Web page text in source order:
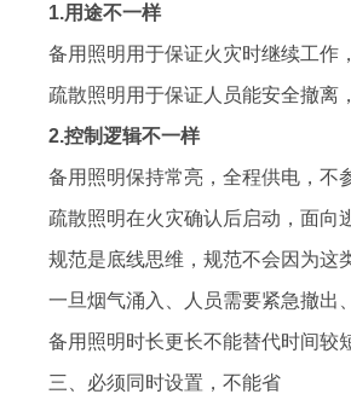
1.用途不一样
备用照明用于保证火灾时继续工作，
疏散照明用于保证人员能安全撤离，
2.控制逻辑不一样
备用照明保持常亮，全程供电，不参
疏散照明在火灾确认后启动，面向逃
规范是底线思维，规范不会因为这类
一旦烟气涌入、人员需要紧急撤出、
备用照明时长更长不能替代时间较短
三、必须同时设置，不能省